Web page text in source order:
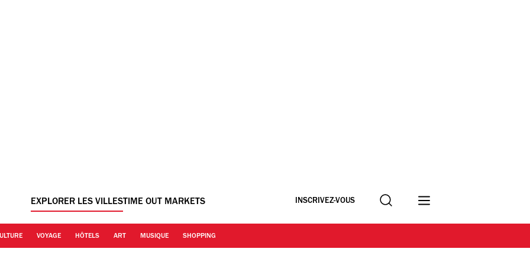
EXPLORER LES VILLESTIME OUT MARKETS INSCRIVEZ-VOUS Recherche
VOYAGE HÔTELS ART MUSIQUE SHOPPING